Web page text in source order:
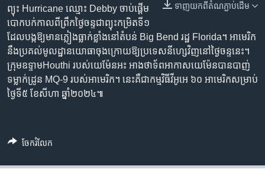
រំលង​
និង​
ចូល​
កាន់​
ទំព័រ​
ស្វែង​
Khmer English
បណ្តាញ​សង្គម
ភាសា
ទាញ​យក​ពី​តំណភ្ជាប់​ដើម
ព្យុះ​ Hurricane ឈ្មោះ Debby ចាប់ផ្ដើម​
បោក​បក់​កាល​ពី​ព្រឹក​ថ្ងៃ​ចន្ទ​ជា​ព្យុះ​កម្រិត​ទី១
ដែល​បង្ក​ឱ្យ​មាន​ភ្លៀង​ធ្លាក់​ខ្លាំង​នៅ​តំបន់ Big Bend រដ្ឋ Florida។ អាមេរិក​
នឹង​ប្រគល់​មូលដ្ឋាន​យោធា​ចុងក្រោយ​ឱ្យ​ប្រទេស​នីហ្សេ​វិញ​នៅ​ថ្ងៃ​ចន្ទ​នេះ។
ក្រុម​ឧទ្ទាមHouthi របស់​យេម៉ែន​អះ អាង​ថា​ទ័ព​អាកាស​យេម៉ែន​បាន​បាញ់​
ទម្លាក់​ដ្រូន MQ-9 របស់​អាមេរិក។ នេះ​គឺ​ជា​កម្មវិធី​វីអូអេ ៦០ អាមេរិក​សម្រាប់​
ថ្ងៃទី៥ ខែ​សីហា ឆ្នាំ២០២៤៕
ចែករំលែក